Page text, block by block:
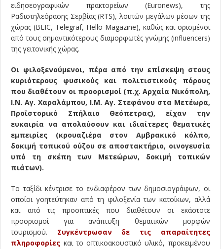
ειδησεογραφικών πρακτορείων (Euronews), της
Ραδιοτηλεόρασης Σερβίας (RTS), λοιπών μεγάλων μέσων της
χώρας (BLIC, Telegraf, Hello Magazine), καθώς και ορισμένοι
από τους σημαντικότερους διαμορφωτές γνώμης (influencers)
της γειτονικής χώρας.
Οι φιλοξενούμενοι, πέρα από την επίσκεψη στους
κυριότερους φυσικούς και πολιτιστικούς πόρους
που διαθέτουν οι προορισμοί (π.χ. Αρχαία Νικόπολη,
Ι.Ν. Αγ. Χαραλάμπου, Ι.Μ. Αγ. Στεφάνου στα Μετέωρα,
Προϊστορικό Σπήλαιο Θεόπετρας), είχαν την
ευκαιρία να απολαύσουν και ιδιαίτερες θεματικές
εμπειρίες (κρουαζιέρα στον Αμβρακικό κόλπο,
δοκιμή τοπικού ούζου σε αποστακτήριο, οινογευσία
υπό τη σκέπη των Μετεώρων, δοκιμή τοπικών
πιάτων).
Το ταξίδι κέντρισε το ενδιαφέρον των δημοσιογράφων, οι
οποίοι γοητεύτηκαν από τη φιλοξενία των κατοίκων, αλλά
και από τις προοπτικές που διαθέτουν οι εκάστοτε
προορισμοί για ανάπτυξη θεματικών μορφών
τουρισμού. Συγκέντρωσαν δε τις απαραίτητες
πληροφορίες και το οπτικοακουστικό υλικό, προκειμένου